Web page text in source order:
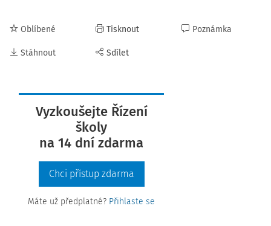
Oblíbené
Stáhnout
Tisknout
Sdílet
Poznámka
Vyzkoušejte Řízení
školy
na 14 dní zdarma
Chci přístup zdarma
Máte už předplatné? Přihlaste se